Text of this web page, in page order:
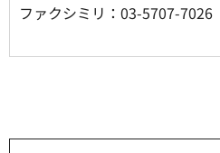
ファクシミリ：03-5707-7026